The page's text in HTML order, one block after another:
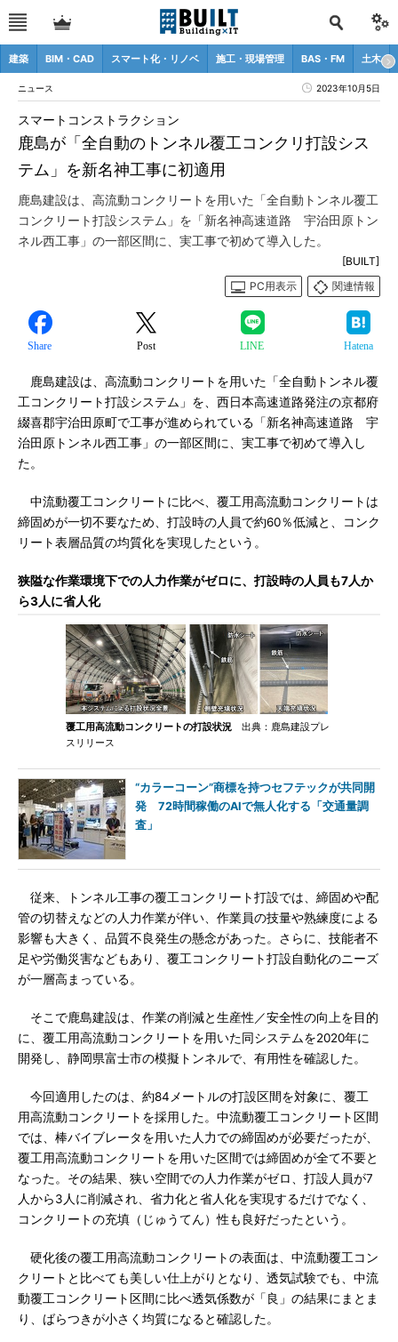
建築 BIM・CAD スマート化・リノベ 施工・現場管理 BAS・FM 土木
ニュース 2023年10月5日
鹿島が「全自動のトンネル覆工コンクリ打設シス
テム」を新名神工事に初適用
スマートコンストラクション
鹿島建設は、高流動コンクリートを用いた「全自動トンネル覆工
コンクリート打設システム」を「新名神高速道路 宇治田原トン
ネル西工事」の一部区間に、実工事で初めて導入した。
[BUILT]
PC用表示
関連情報
Share Post LINE Hatena
鹿島建設は、高流動コンクリートを用いた「全自動トンネル覆
工コンクリート打設システム」を、西日本高速道路発注の京都府
綴喜郡宇治田原町で工事が進められている「新名神高速道路 宇
治田原トンネル西工事」の一部区間に、実工事で初めて導入し
た。
中流動覆工コンクリートに比べ、覆工用高流動コンクリートは
締固めが一切不要なため、打設時の人員で約60％低減と、コンク
リート表層品質の均質化を実現したという。
狭隘な作業環境下での人力作業がゼロに、打設時の人員も7人か
ら3人に省人化
覆工用高流動コンクリートの打設状況 出典：鹿島建設プレ
スリリース
“カラーコーン”商標を持つセフテックが共同開
発 72時間稼働のAIで無人化する「交通量調
査」
従来、トンネル工事の覆工コンクリート打設では、締固めや配
管の切替えなどの人力作業が伴い、作業員の技量や熟練度による
影響も大きく、品質不良発生の懸念があった。さらに、技能者不
足や労働災害などもあり、覆工コンクリート打設自動化のニーズ
が一層高まっている。
そこで鹿島建設は、作業の削減と生産性／安全性の向上を目的
に、覆工用高流動コンクリートを用いた同システムを2020年に
開発し、静岡県富士市の模擬トンネルで、有用性を確認した。
今回適用したのは、約84メートルの打設区間を対象に、覆工
用高流動コンクリートを採用した。中流動覆工コンクリート区間
では、棒バイブレータを用いた人力での締固めが必要だったが、
覆工用高流動コンクリートを用いた区間では締固めが全て不要と
なった。その結果、狭い空間での人力作業がゼロ、打設人員が7
人から3人に削減され、省力化と省人化を実現するだけでなく、
コンクリートの充填（じゅうてん）性も良好だったという。
硬化後の覆工用高流動コンクリートの表面は、中流動覆工コン
クリートと比べても美しい仕上がりとなり、透気試験でも、中流
動覆工コンクリート区間に比べ透気係数が「良」の結果にまとま
り、ばらつきが小さく均質になると確認した。